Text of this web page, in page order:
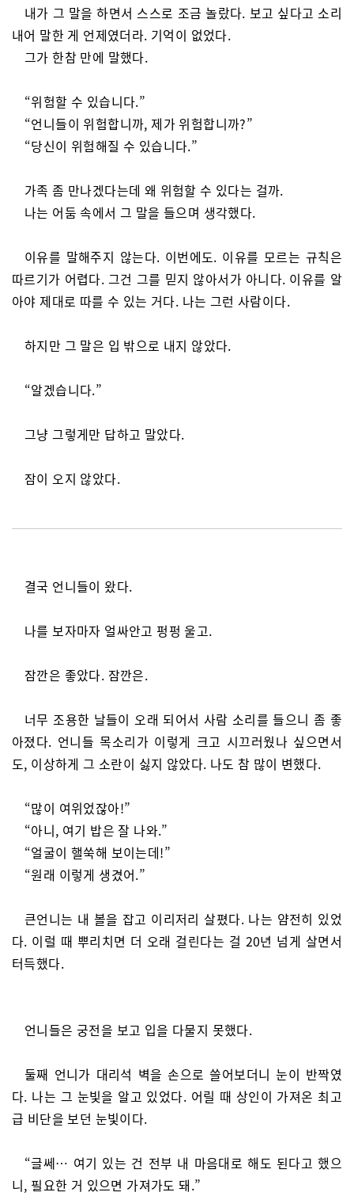
내가 그 말을 하면서 스스로 조금 놀랐다. 보고 싶다고 소리
내어 말한 게 언제였더라. 기억이 없었다.
그가 한참 만에 말했다.
“위험할 수 있습니다.”
“언니들이 위험합니까, 제가 위험합니까?”
“당신이 위험해질 수 있습니다.”
가족 좀 만나겠다는데 왜 위험할 수 있다는 걸까.
나는 어둠 속에서 그 말을 들으며 생각했다.
이유를 말해주지 않는다. 이번에도. 이유를 모르는 규칙은
따르기가 어렵다. 그건 그를 믿지 않아서가 아니다. 이유를 알
아야 제대로 따를 수 있는 거다. 나는 그런 사람이다.
하지만 그 말은 입 밖으로 내지 않았다.
“알겠습니다.”
그냥 그렇게만 답하고 말았다.
잠이 오지 않았다.
결국 언니들이 왔다.
나를 보자마자 얼싸안고 펑펑 울고.
잠깐은 좋았다. 잠깐은.
너무 조용한 날들이 오래 되어서 사람 소리를 들으니 좀 좋
아졌다. 언니들 목소리가 이렇게 크고 시끄러웠나 싶으면서
도, 이상하게 그 소란이 싫지 않았다. 나도 참 많이 변했다.
“많이 여위었잖아!”
“아니, 여기 밥은 잘 나와.”
“얼굴이 핼쑥해 보이는데!”
“원래 이렇게 생겼어.”
큰언니는 내 볼을 잡고 이리저리 살폈다. 나는 얌전히 있었
다. 이럴 때 뿌리치면 더 오래 걸린다는 걸 20년 넘게 살면서
터득했다.
언니들은 궁전을 보고 입을 다물지 못했다.
둘째 언니가 대리석 벽을 손으로 쓸어보더니 눈이 반짝였
다. 나는 그 눈빛을 알고 있었다. 어릴 때 상인이 가져온 최고
급 비단을 보던 눈빛이다.
“글쎄… 여기 있는 건 전부 내 마음대로 해도 된다고 했으
니, 필요한 거 있으면 가져가도 돼.”